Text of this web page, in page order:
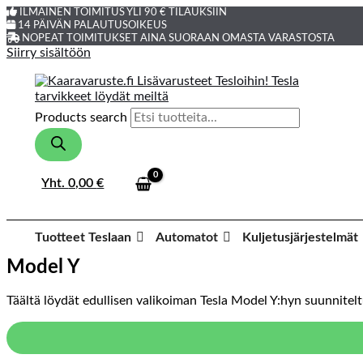
ILMAINEN TOIMITUS YLI 90 € TILAUKSIIN
14 PÄIVÄN PALAUTUSOIKEUS
NOPEAT TOIMITUKSET AINA SUORAAN OMASTA VARASTOSTA
Siirry sisältöön
Products search
Yht.0,00€
Tuotteet Teslaan Automatot Kuljetusjärjestelmät
Model Y
Täältä löydät edullisen valikoiman Tesla Model Y:hyn